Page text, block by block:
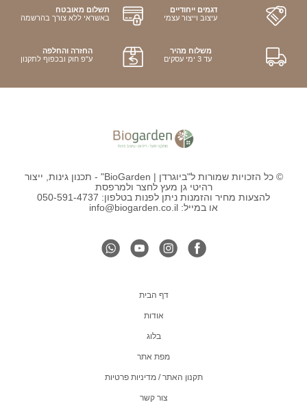
דגמים ייחודיים
עיצוב וייצור עצמי
תשלום מאובטח
באשראי ללא צורך בהרשמה
משלוח מהיר
עד 3 ימי עסקים
החזרה והחלפה
ע"פ חוק ובכפוף לתקנון
© כל הזכויות שמורות ל"ביוגרדן | BioGarden" - תכנון גינות, ייצור
רהיטי גן מעץ לחצר ולמרפסת
להצעות מחיר והזמנות ניתן לפנות בטלפון: 050-591-4737
או במייל: info@biogarden.co.il
דף הבית
אודות
בלוג
מפת אתר
תקנון האתר / מדיניות פרטיות
צור קשר